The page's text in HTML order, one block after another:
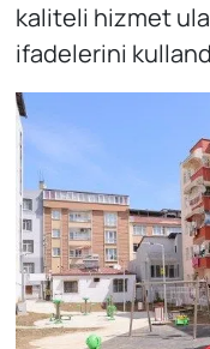
kaliteli hizmet
ifadelerini